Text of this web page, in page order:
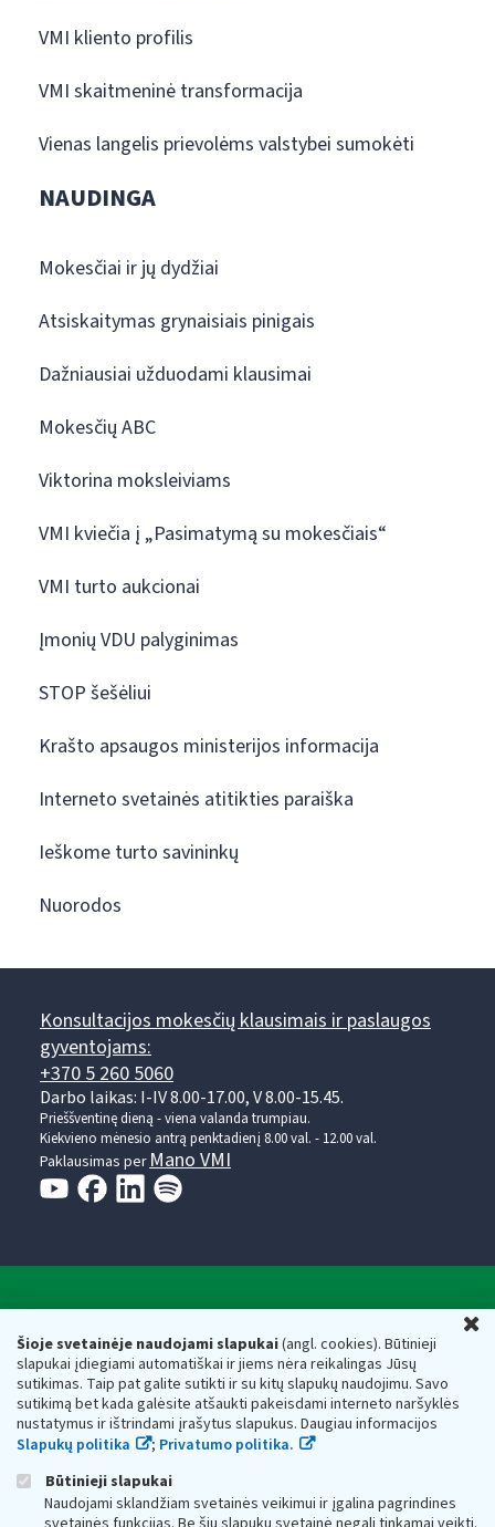
Šioje svetainėje naudojami slapukai(angl. cookies). Būtinieji
slapukai įdiegiami automatiškai ir jiems nėra reikalingas Jūsų
sutikimas. Taip pat galite sutikti ir su kitų slapukų naudojimu. Savo
sutikimą bet kada galėsite atšaukti pakeisdami interneto naršyklės
nustatymus ir ištrindami įrašytus slapukus. Daugiau informacijos
Slapukų politika
; Privatumo politika.
Būtinieji slapukai
Naudojami sklandžiam svetainės veikimui ir įgalina pagrindines
VMI kliento profilis
VMI skaitmeninė transformacija
Vienas langelis prievolėms valstybei sumokėti
NAUDINGA
Mokesčiai ir jų dydžiai
Atsiskaitymas grynaisiais pinigais
Dažniausiai užduodami klausimai
Mokesčių ABC
Viktorina moksleiviams
VMI kviečia į „Pasimatymą su mokesčiais“
VMI turto aukcionai
Įmonių VDU palyginimas
STOP šešėliui
Krašto apsaugos ministerijos informacija
Interneto svetainės atitikties paraiška
Ieškome turto savininkų
Nuorodos
Konsultacijos mokesčių klausimais ir paslaugos
gyventojams:
+370 5 260 5060
Darbo laikas: I-IV 8.00-17.00, V 8.00-15.45.
Prieššventinę dieną - viena valanda trumpiau.
Kiekvieno mėnesio antrą penktadienį 8.00 val. - 12.00 val.
Paklausimas per Mano VMI
Respublikos finansų ministerijos
Biudžetinė įstaiga. Juridinio asmens kodas — 188659752,
adresas: Vasario 16-osios g. 14, 01107 Vilnius, Lietuva, el.paštas:
vmi@vmi.lt, E. pristatymo dėžutės adresas 188659752
Duomenys apie Valstybinę mokesčių inspekciją prie Lietuvos
Respublikos finansų ministerijos kaupiami ir saugomi Juridinių